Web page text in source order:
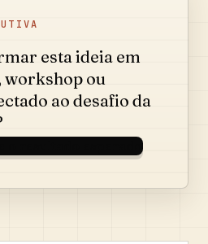
esta ideia em
workshop ou
ao desafio da